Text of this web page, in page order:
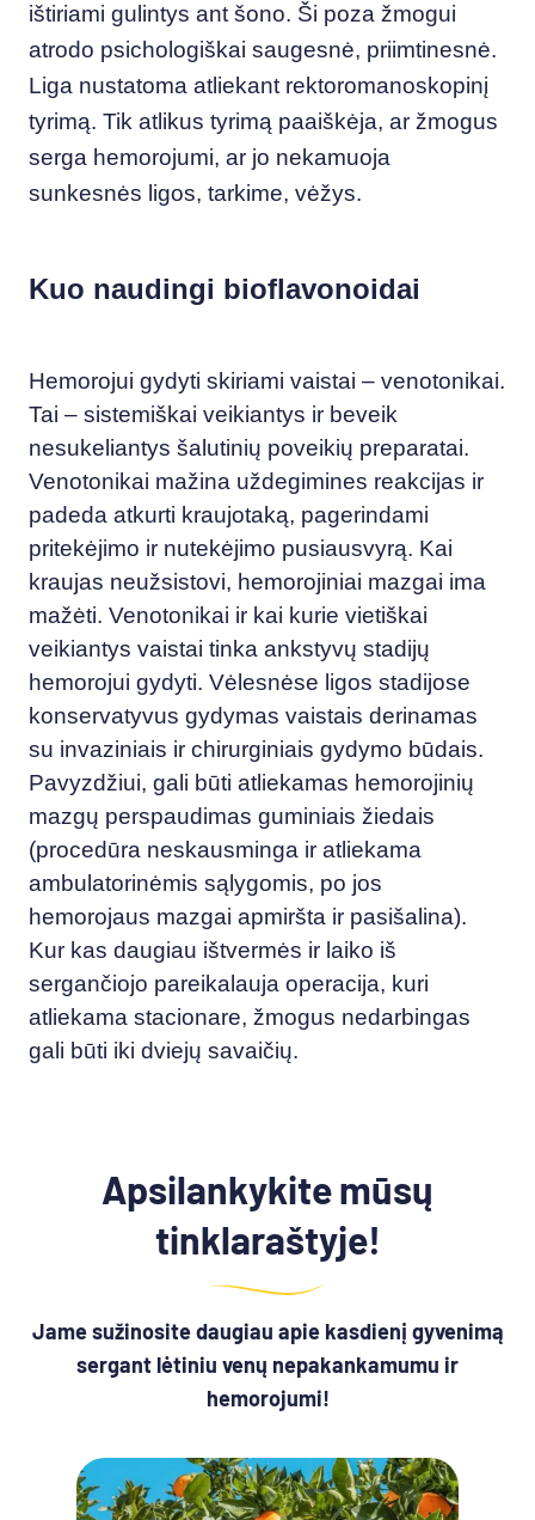
ištiriami gulintys ant šono. Ši poza žmogui
atrodo psichologiškai saugesnė, priimtinesnė.
Liga nustatoma atliekant rektoromanoskopinį
tyrimą. Tik atlikus tyrimą paaiškėja, ar žmogus
serga hemorojumi, ar jo nekamuoja
sunkesnės ligos, tarkime, vėžys.
Kuo naudingi bioflavonoidai
Hemorojui gydyti skiriami vaistai – venotonikai.
Tai – sistemiškai veikiantys ir beveik
nesukeliantys šalutinių poveikių preparatai.
Venotonikai mažina uždegimines reakcijas ir
padeda atkurti kraujotaką, pagerindami
pritekėjimo ir nutekėjimo pusiausvyrą. Kai
kraujas neužsistovi, hemorojiniai mazgai ima
mažėti. Venotonikai ir kai kurie vietiškai
veikiantys vaistai tinka ankstyvų stadijų
hemorojui gydyti. Vėlesnėse ligos stadijose
konservatyvus gydymas vaistais derinamas
su invaziniais ir chirurginiais gydymo būdais.
Pavyzdžiui, gali būti atliekamas hemorojinių
mazgų perspaudimas guminiais žiedais
(procedūra neskausminga ir atliekama
ambulatorinėmis sąlygomis, po jos
hemorojaus mazgai apmiršta ir pasišalina).
Kur kas daugiau ištvermės ir laiko iš
sergančiojo pareikalauja operacija, kuri
atliekama stacionare, žmogus nedarbingas
gali būti iki dviejų savaičių.
Apsilankykite mūsų
tinklaraštyje!
Jame sužinosite daugiau apie kasdienį gyvenimą
sergant lėtiniu venų nepakankamumu ir
hemorojumi!